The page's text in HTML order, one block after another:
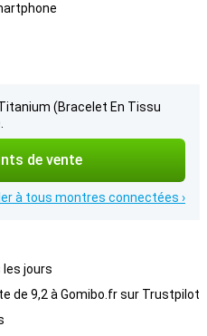
(Bracelet En Tissu
de vente
à tous montres connectées ›
jours
de 9,2 à Gomibo.fr sur Trustpilot